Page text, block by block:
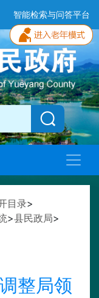
智能检索与问答平台
目录>
>县民政局>
整局领